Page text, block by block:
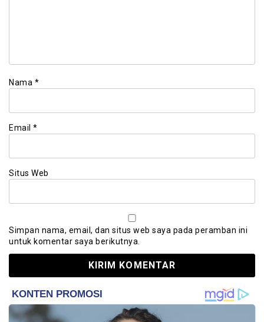
Nama *
Email *
Situs Web
Simpan nama, email, dan situs web saya pada peramban ini
untuk komentar saya berikutnya.